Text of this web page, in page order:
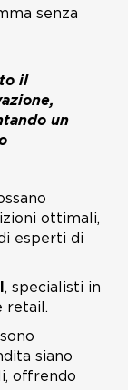
senza
il
un
ottimali,
esperti di
, specialisti in
retail.
siano
offrendo